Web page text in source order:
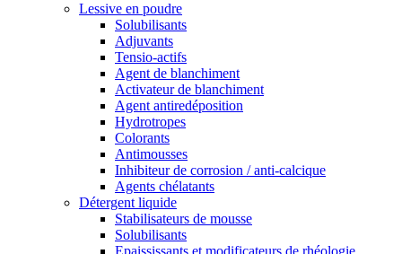
Lessive en poudre
Solubilisants
Adjuvants
Tensio-actifs
Agent de blanchiment
Activateur de blanchiment
Agent antiredéposition
Hydrotropes
Colorants
Antimousses
Inhibiteur de corrosion / anti-calcique
Agents chélatants
Détergent liquide
Stabilisateurs de mousse
Solubilisants
Epaississants et modificateurs de rhéologie